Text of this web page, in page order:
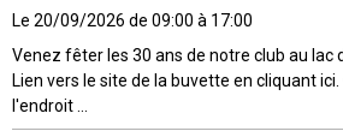
Le 20/09/2026 de 09:00 à 17:00
Venez fêter les 30 ans de notre club au lac
Lien vers le site de la buvette en cliquant
l'endroit ...